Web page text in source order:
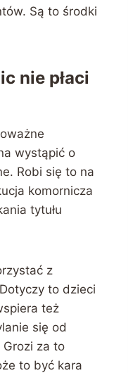
Są to środki
nie płaci
wystąpić o
Robi się to na
komornicza
tytułu
z
to dzieci
też
się od
za to
to być kara